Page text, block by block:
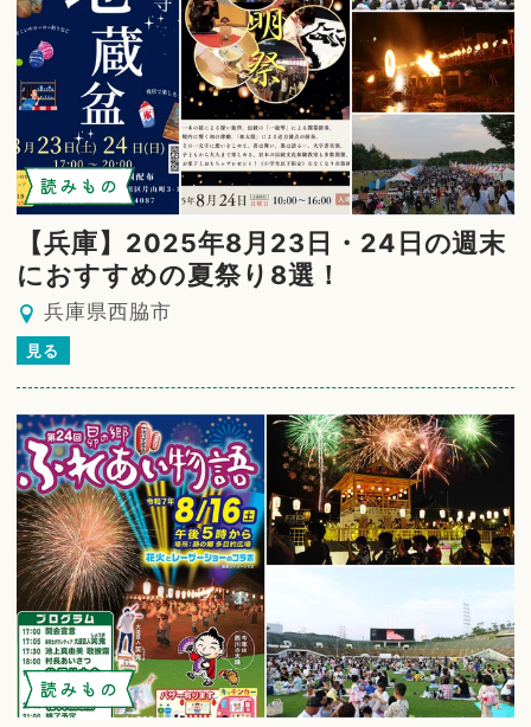
読みもの
【兵庫】2025年8月23日・24日の週末
におすすめの夏祭り8選！
兵庫県西脇市
見る
読みもの